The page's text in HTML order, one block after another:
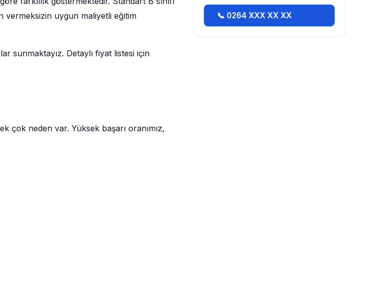
vermeksizin uygun maliyetli eğitim
sunmaktayız. Detaylı fiyat listesi için
çok neden var. Yüksek başarı oranımız,
📞 0264 XXX XX XX